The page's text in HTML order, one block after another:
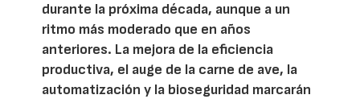
durante la próxima década, aunque a un
ritmo más moderado que en años
anteriores. La mejora de la eficiencia
productiva, el auge de la carne de ave, la
automatización y la bioseguridad marcarán